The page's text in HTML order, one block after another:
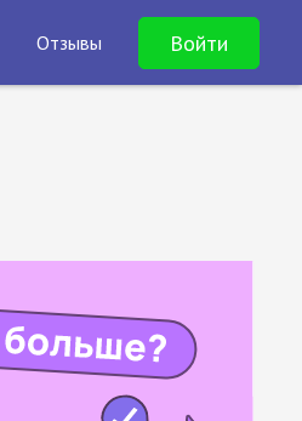
Отзывы Войти